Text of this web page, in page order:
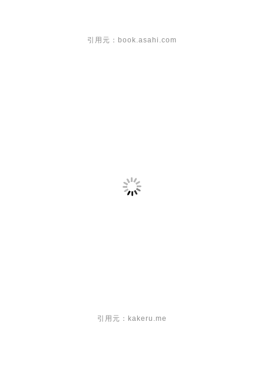
引用元：book.asahi.com
引用元：kakeru.me